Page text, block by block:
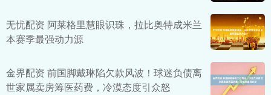
无忧配资 阿莱格里慧眼识珠，拉比奥特成米兰
本赛季最强动力源
金界配资 前国脚戴琳陷欠款风波！球迷负债离
世家属卖房筹医药费，冷漠态度引众怒